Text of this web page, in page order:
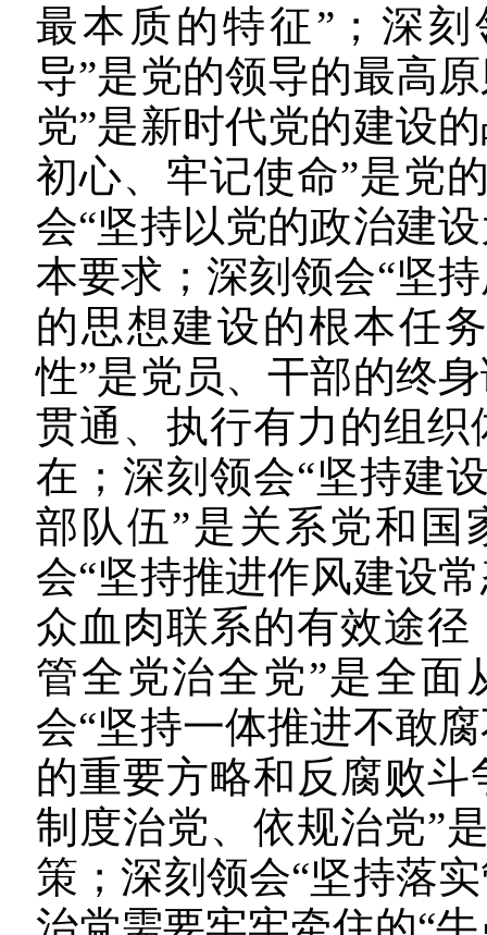
最本质的特征”；深
导”是党的领导的最高
党”是新时代党的建设
初心、牢记使命”是党
会“坚持以党的政治建
本要求；深刻领会“坚
的思想建设的根本任
性”是党员、干部的终
贯通、执行有力的组织
在；深刻领会“坚持建
部队伍”是关系党和国
会“坚持推进作风建设
众血肉联系的有效途
管全党治全党”是全面
会“坚持一体推进不敢
的重要方略和反腐败
制度治党、依规治党”
策；深刻领会“坚持落